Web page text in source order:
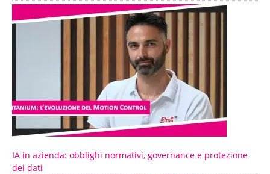
IA in azienda: obblighi normativi, governance e protezione
dei dati